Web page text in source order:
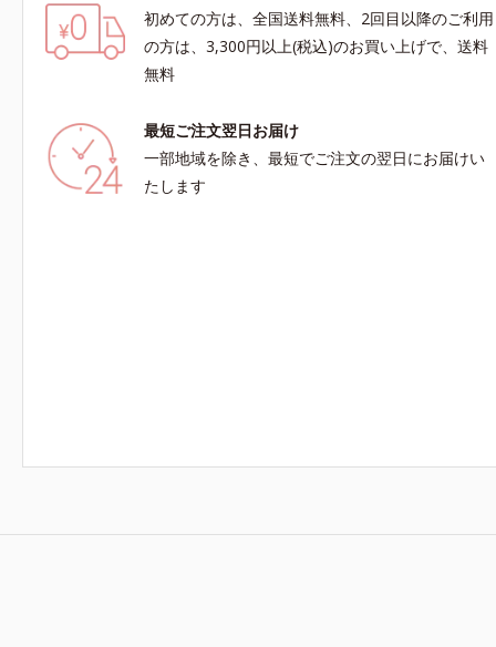
初めての方は、全国送料無料、2回目以降のご利用
の方は、3,300円以上(税込)のお買い上げで、送料
無料
最短ご注文翌日お届け
一部地域を除き、最短でご注文の翌日にお届けい
たします